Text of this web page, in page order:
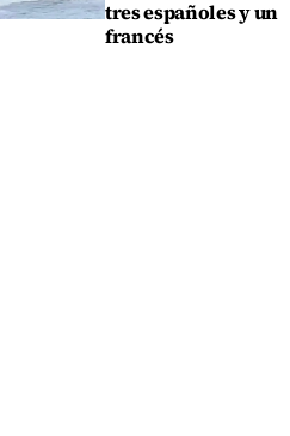
tres españoles y un
francés